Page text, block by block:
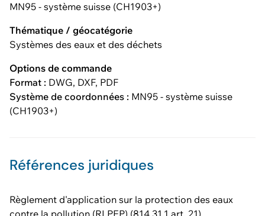
MN95 - système suisse (CH1903+)
Thématique / géocatégorie
Systèmes des eaux et des déchets
Options de commande
Format : DWG, DXF, PDF
Système de coordonnées : MN95 - système suisse
(CH1903+)
Références juridiques
Règlement d'application sur la protection des eaux
contre la pollution (RLPEP) (814.31.1 art. 21)